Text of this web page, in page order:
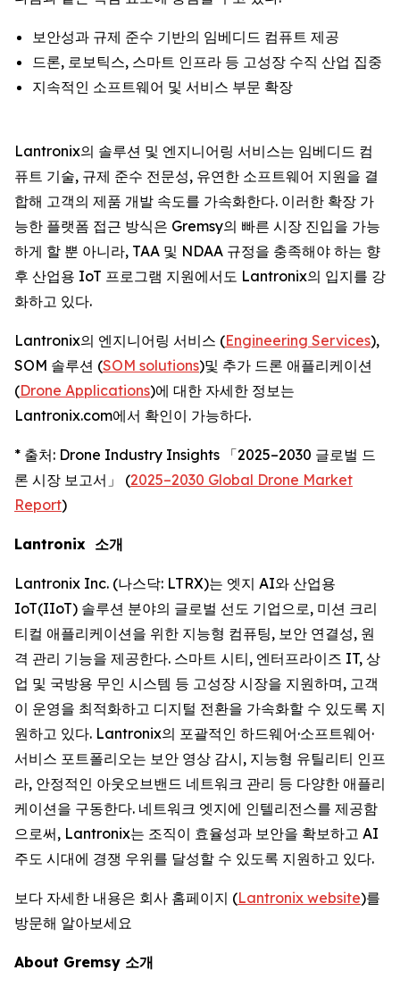
보안성과 규제 준수 기반의 임베디드 컴퓨트 제공
드론, 로보틱스, 스마트 인프라 등 고성장 수직 산업 집중
지속적인 소프트웨어 및 서비스 부문 확장
Lantronix의 솔루션 및 엔지니어링 서비스는 임베디드 컴
퓨트 기술, 규제 준수 전문성, 유연한 소프트웨어 지원을 결
합해 고객의 제품 개발 속도를 가속화한다. 이러한 확장 가
능한 플랫폼 접근 방식은 Gremsy의 빠른 시장 진입을 가능
하게 할 뿐 아니라, TAA 및 NDAA 규정을 충족해야 하는 향
후 산업용 IoT 프로그램 지원에서도 Lantronix의 입지를 강
화하고 있다.
Lantronix의 엔지니어링 서비스 (Engineering Services),
SOM 솔루션 (SOM solutions)및 추가 드론 애플리케이션
(Drone Applications)에 대한 자세한 정보는
Lantronix.com에서 확인이 가능하다.
* 출처: Drone Industry Insights 「2025–2030 글로벌 드
론 시장 보고서」 (2025–2030 Global Drone Market
Report)
Lantronix 소개
Lantronix Inc. (나스닥: LTRX)는 엣지 AI와 산업용
IoT(IIoT) 솔루션 분야의 글로벌 선도 기업으로, 미션 크리
티컬 애플리케이션을 위한 지능형 컴퓨팅, 보안 연결성, 원
격 관리 기능을 제공한다. 스마트 시티, 엔터프라이즈 IT, 상
업 및 국방용 무인 시스템 등 고성장 시장을 지원하며, 고객
이 운영을 최적화하고 디지털 전환을 가속화할 수 있도록 지
원하고 있다. Lantronix의 포괄적인 하드웨어·소프트웨어·
서비스 포트폴리오는 보안 영상 감시, 지능형 유틸리티 인프
라, 안정적인 아웃오브밴드 네트워크 관리 등 다양한 애플리
케이션을 구동한다. 네트워크 엣지에 인텔리전스를 제공함
으로써, Lantronix는 조직이 효율성과 보안을 확보하고 AI
주도 시대에 경쟁 우위를 달성할 수 있도록 지원하고 있다.
보다 자세한 내용은 회사 홈페이지 (Lantronix website)를
방문해 알아보세요
About Gremsy 소개